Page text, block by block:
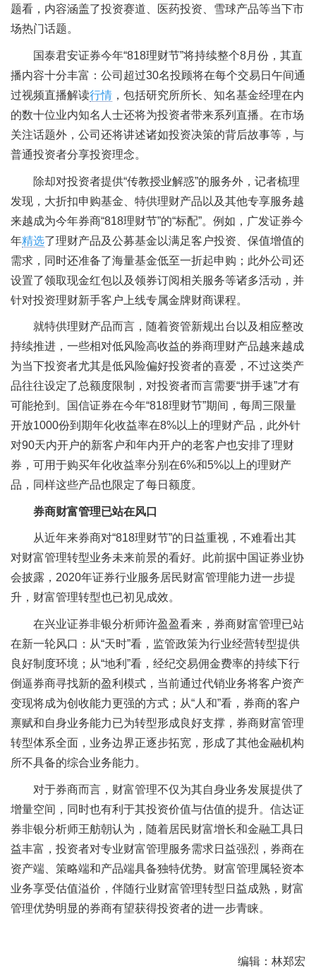
题看，内容涵盖了投资赛道、医药投资、雪球产品等当下市
场热门话题。
国泰君安证券今年“818理财节”将持续整个8月份，其直
播内容十分丰富：公司超过30名投顾将在每个交易日午间通
过视频直播解读行情 ，包括研究所所长、知名基金经理在内
的数十位业内知名人士还将为投资者带来系列直播。在市场
关注话题外，公司还将讲述诸如投资决策的背后故事等，与
普通投资者分享投资理念。
除却对投资者提供“传教授业解惑”的服务外，记者梳理
发现，大折扣申购基金、特供理财产品以及其他专享服务越
来越成为今年券商“818理财节”的“标配”。例如，广发证券今
年精选了理财产品及公募基金以满足客户投资、保值增值的
需求，同时还准备了海量基金低至一折起申购；此外公司还
设置了领取现金红包以及领券订阅相关服务等诸多活动，并
针对投资理财新手客户上线专属金牌财商课程。
就特供理财产品而言，随着资管新规出台以及相应整改
持续推进，一些相对低风险高收益的券商理财产品越来越成
为当下投资者尤其是低风险偏好投资者的喜爱，不过这类产
品往往设定了总额度限制，对投资者而言需要“拼手速”才有
可能抢到。国信证券在今年“818理财节”期间，每周三限量
开放1000份到期年化收益率在8%以上的理财产品，此外针
对90天内开户的新客户和年内开户的老客户也安排了理财
券，可用于购买年化收益率分别在6%和5%以上的理财产
品，同样这些产品也限定了每日额度。
券商财富管理已站在风口
从近年来券商对“818理财节”的日益重视，不难看出其
对财富管理转型业务未来前景的看好。此前据中国证券业协
会披露，2020年证券行业服务居民财富管理能力进一步提
升，财富管理转型也已初见成效。
在兴业证券非银分析师许盈盈看来，券商财富管理已站
在新一轮风口：从“天时”看，监管政策为行业经营转型提供
良好制度环境；从“地利”看，经纪交易佣金费率的持续下行
倒逼券商寻找新的盈利模式，当前通过代销业务将客户资产
变现将成为创收能力更强的方式；从“人和”看，券商的客户
禀赋和自身业务能力已为转型形成良好支撑，券商财富管理
转型体系全面，业务边界正逐步拓宽，形成了其他金融机构
所不具备的综合业务能力。
对于券商而言，财富管理不仅为其自身业务发展提供了
增量空间，同时也有利于其投资价值与估值的提升。信达证
券非银分析师王舫朝认为，随着居民财富增长和金融工具日
益丰富，投资者对专业财富管理服务需求日益强烈，券商在
资产端、策略端和产品端具备独特优势。财富管理属轻资本
业务享受估值溢价，伴随行业财富管理转型日益成熟，财富
管理优势明显的券商有望获得投资者的进一步青睐。
编辑：林郑宏